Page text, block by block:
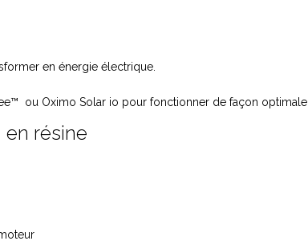
en énergie électrique.
ou Oximo Solar io pour fonctionner de façon optimale.
résine